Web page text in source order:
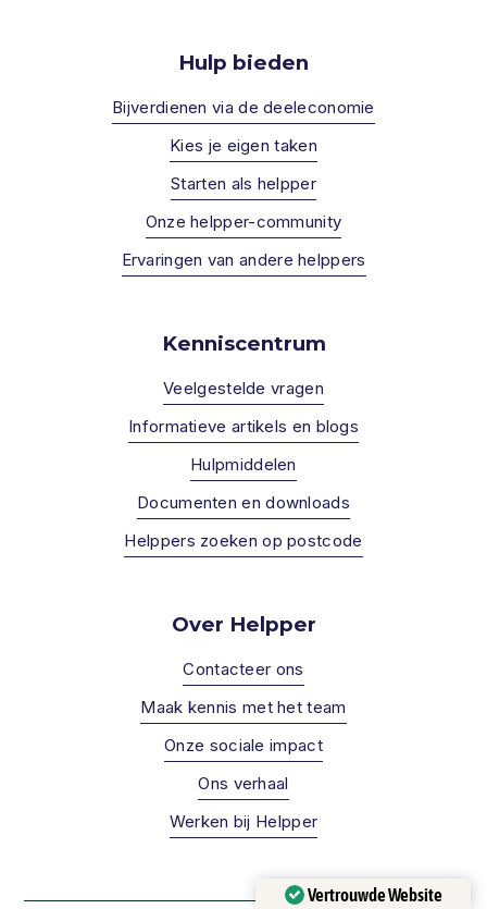
Hulp bieden
Bijverdienen via de deeleconomie
Kies je eigen taken
Starten als helpper
Onze helpper-community
Ervaringen van andere helppers
Kenniscentrum
Veelgestelde vragen
Informatieve artikels en blogs
Hulpmiddelen
Documenten en downloads
Helppers zoeken op postcode
Over Helpper
Contacteer ons
Maak kennis met het team
Onze sociale impact
Ons verhaal
Werken bij Helpper
Vertrouwde Website